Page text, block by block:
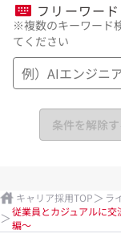
フリーワード
※複数のキーワード
てください
条件を解除す
キャリア採用TOP
ラ
従業員とカジュアルに
編～